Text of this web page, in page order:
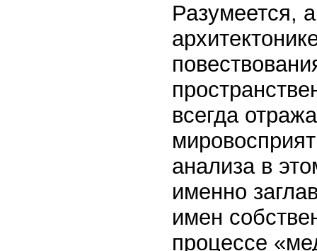
Разумеется,
всегда
анализа в
именно
имен
процессе